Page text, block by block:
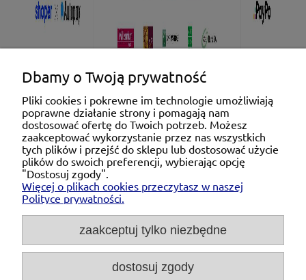
Pomoc
Moje konto
Płatności i dostawa
O nas
Michał Niedźwiecki Dobra Armatura, ul. Krakowska
Dbamy o Twoją prywatność
Pliki cookies i pokrewne im technologie umożliwiają
poprawne działanie strony i pomagają nam
dostosować ofertę do Twoich potrzeb. Możesz
zaakceptować wykorzystanie przez nas wszystkich
tych plików i przejść do sklepu lub dostosować użycie
plików do swoich preferencji, wybierając opcję
"Dostosuj zgody".
Więcej o plikach cookies przeczytasz w naszej
Polityce prywatności.
zaakceptuj tylko niezbędne
dostosuj zgody